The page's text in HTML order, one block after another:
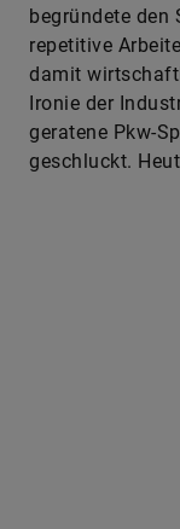
begründete den
repetitive
damit
Ironie der
geratene Pkw-
geschluckt.